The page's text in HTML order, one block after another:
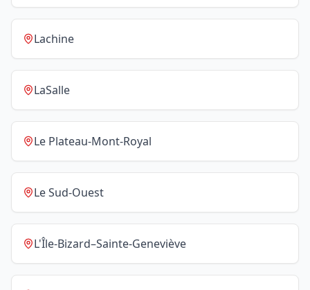
Lachine
LaSalle
Le Plateau-Mont-Royal
Le Sud-Ouest
L'Île-Bizard–Sainte-Geneviève